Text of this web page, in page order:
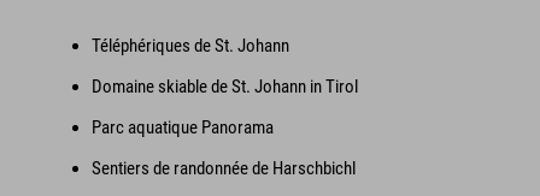
Téléphériques de St. Johann
Domaine skiable de St. Johann in Tirol
Parc aquatique Panorama
Sentiers de randonnée de Harschbichl